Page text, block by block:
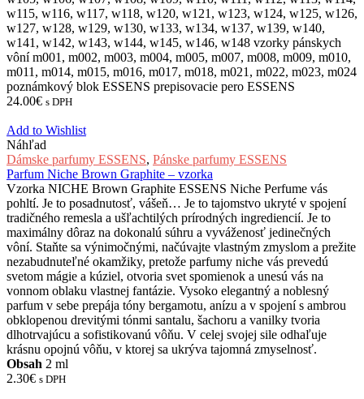
w115, w116, w117, w118, w120, w121, w123, w124, w125, w126,
w127, w128, w129, w130, w133, w134, w137, w139, w140,
w141, w142, w143, w144, w145, w146, w148 vzorky pánskych
vôní m001, m002, m003, m004, m005, m007, m008, m009, m010,
m011, m014, m015, m016, m017, m018, m021, m022, m023, m024
poznámkový blok ESSENS prepisovacie pero ESSENS
24.00€ s DPH
Add to Wishlist
Náhľad
Dámske parfumy ESSENS, Pánske parfumy ESSENS
Parfum Niche Brown Graphite – vzorka
Vzorka NICHE Brown Graphite ESSENS Niche Perfume vás
pohltí. Je to posadnutosť, vášeň… Je to tajomstvo ukryté v spojení
tradičného remesla a ušľachtilých prírodných ingrediencií. Je to
maximálny dôraz na dokonalú súhru a vyváženosť jedinečných
vôní. Staňte sa výnimočnými, načúvajte vlastným zmyslom a prežite
nezabudnuteľné okamžiky, pretože parfumy niche vás prevedú
svetom mágie a kúziel, otvoria svet spomienok a unesú vás na
vonnom oblaku vlastnej fantázie. Vysoko elegantný a noblesný
parfum v sebe prepája tóny bergamotu, anízu a v spojení s ambrou
obklopenou drevitými tónmi santalu, šachoru a vanilky tvoria
dlhotrvajúcu a sofistikovanú vôňu. V celej svojej sile odhaľuje
krásnu opojnú vôňu, v ktorej sa ukrýva tajomná zmyselnosť.
Obsah 2 ml
2.30€ s DPH